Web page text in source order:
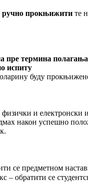
ручно прокњижити те
пре термина
испиту
буду
и
након успешно
се предметном
– обратити се